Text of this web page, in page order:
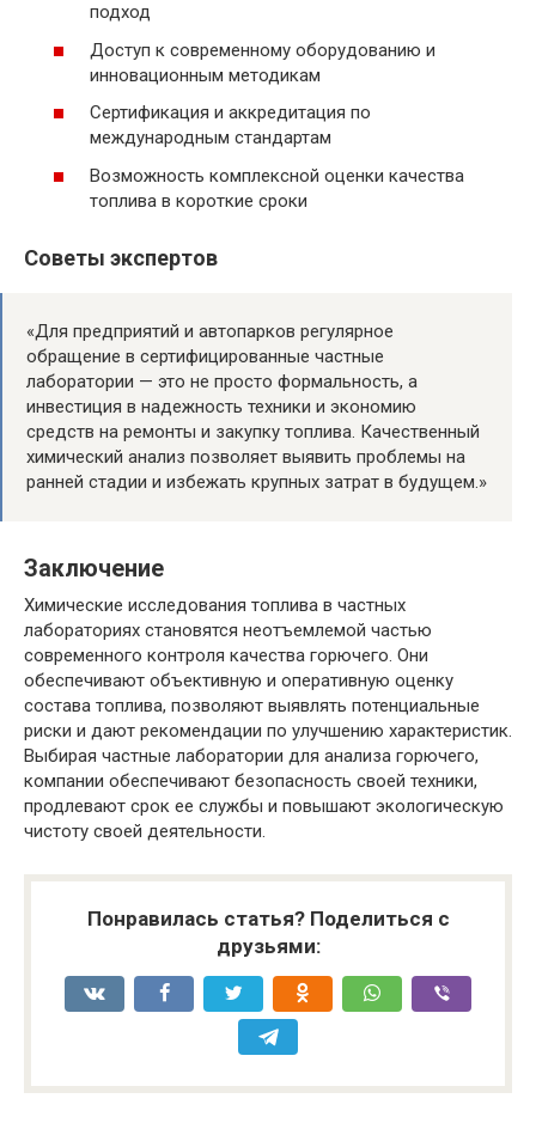
подход
Доступ к современному оборудованию и
инновационным методикам
Сертификация и аккредитация по
международным стандартам
Возможность комплексной оценки качества
топлива в короткие сроки
Советы экспертов
«Для предприятий и автопарков регулярное
обращение в сертифицированные частные
лаборатории — это не просто формальность, а
инвестиция в надежность техники и экономию
средств на ремонты и закупку топлива. Качественный
химический анализ позволяет выявить проблемы на
ранней стадии и избежать крупных затрат в будущем.»
Заключение
Химические исследования топлива в частных
лабораториях становятся неотъемлемой частью
современного контроля качества горючего. Они
обеспечивают объективную и оперативную оценку
состава топлива, позволяют выявлять потенциальные
риски и дают рекомендации по улучшению характеристик.
Выбирая частные лаборатории для анализа горючего,
компании обеспечивают безопасность своей техники,
продлевают срок ее службы и повышают экологическую
чистоту своей деятельности.
Понравилась статья? Поделиться с
друзьями: